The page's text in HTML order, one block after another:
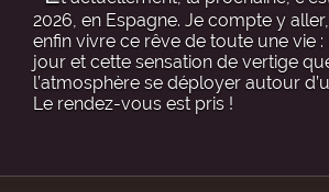
2026, en Espagne. Je compte y
enfin vivre ce rêve de toute une vie :
jour et cette sensation de vertige
l’atmosphère se déployer autour
Le rendez-vous est pris !